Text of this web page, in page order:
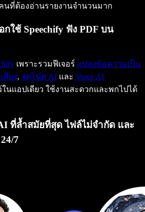
นที่ต้องอ่านรายงานจำนวนมาก
ใช้ Speechify ฟัง PDF บน
เพราะรวมฟีเจอร์ แปลงข้อความเป็น
สียง, จดโน้ต AI และ Voice AI
ในแอปเดียว ใช้งานสะดวกและพกไปได้
ที่ล้ำสมัยที่สุด ไฟล์ไม่จำกัด และ
7